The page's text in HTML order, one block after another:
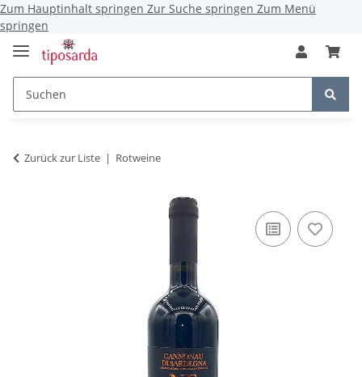
Zum Hauptinhalt springen Zur Suche springen Zum Menü
springen
Zurück zur Liste Rotweine